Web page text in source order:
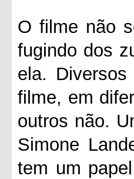
O filme não
fugindo dos
ela.
filme, em
outros não.
Simone
tem um